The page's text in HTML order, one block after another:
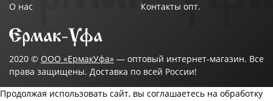
О нас Контакты опт.
2020 © ООО «ЕрмакУфа» — оптовый интернет-магазин. Все
права защищены. Доставка по всей России!
Продолжая использовать сайт, вы соглашаетесь на обработку